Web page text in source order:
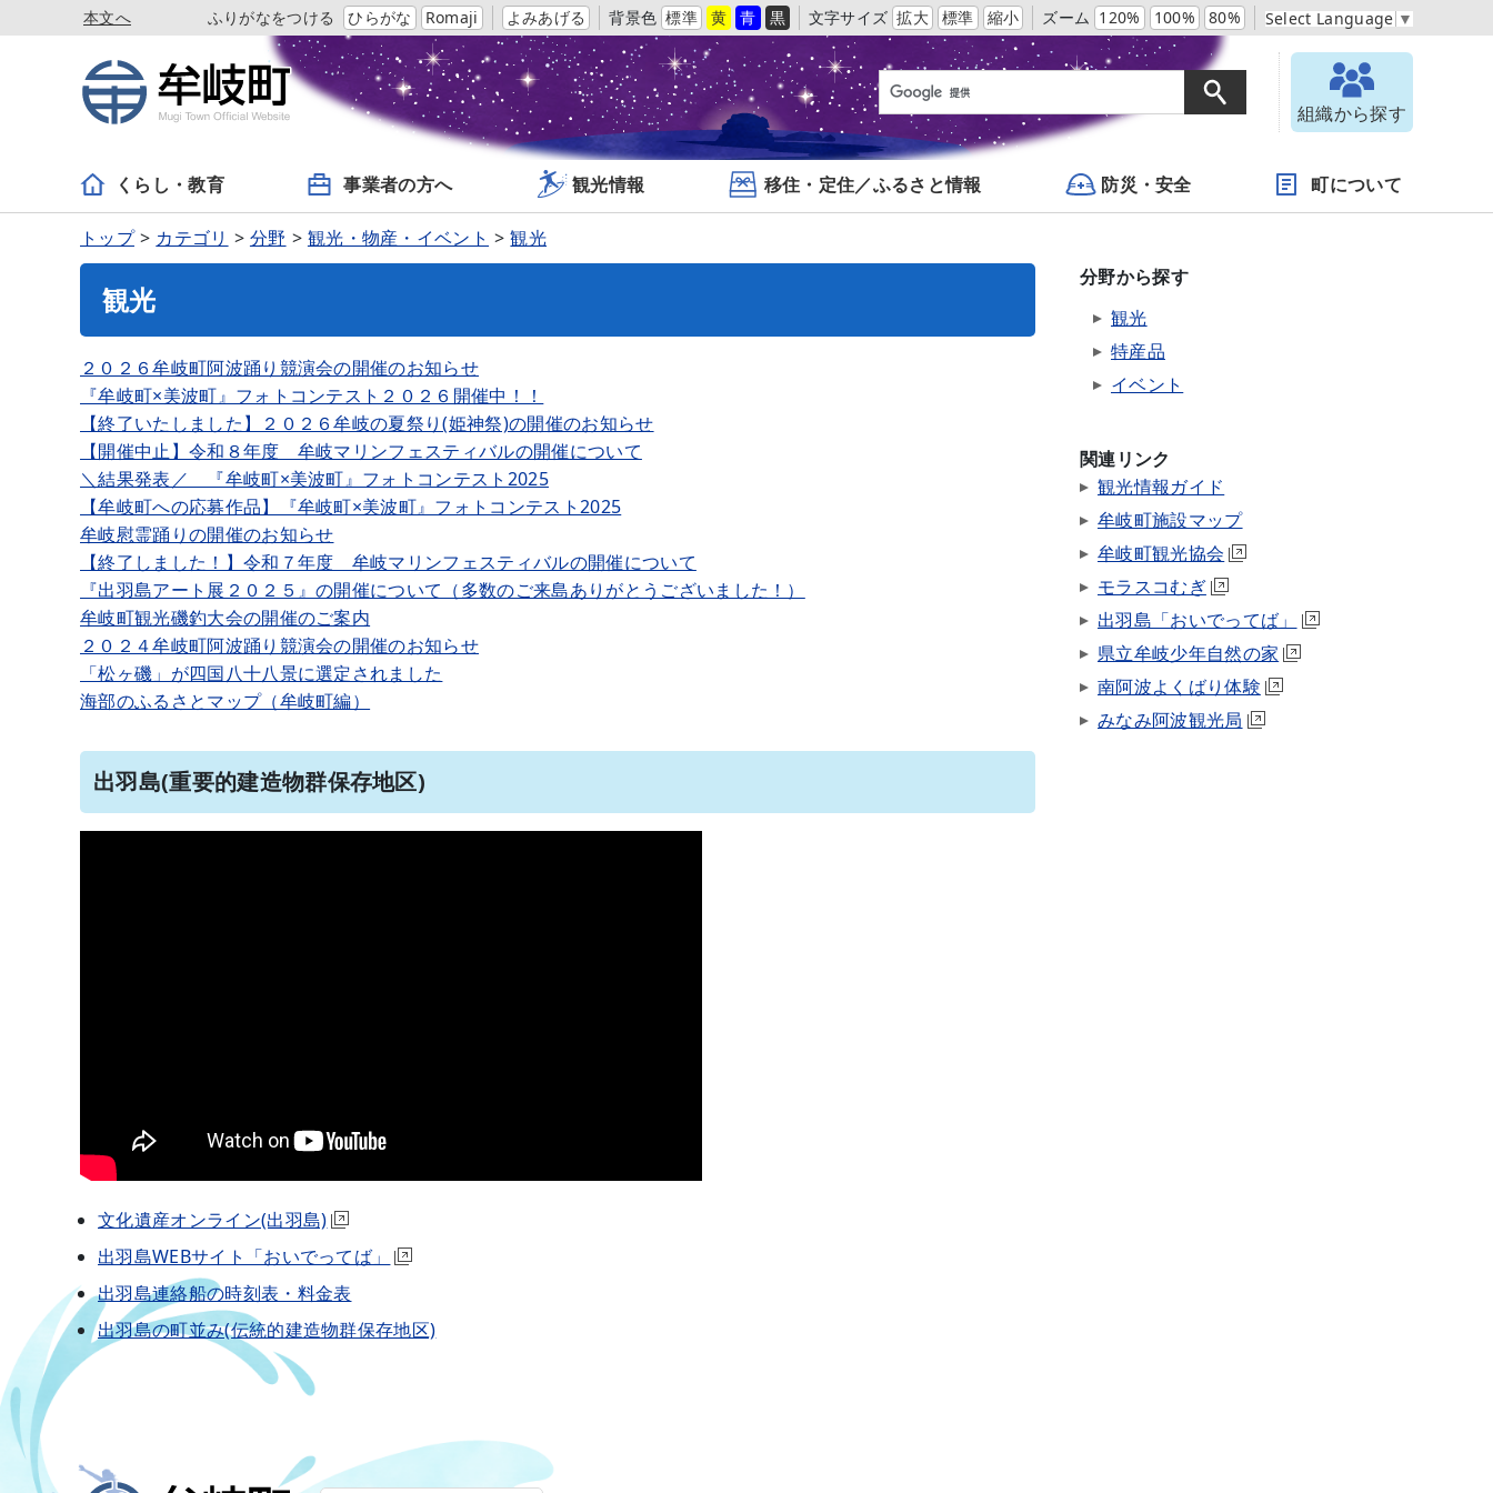
本文へ ふりがなをつける ひらがな Romaji よみあげる 背景色 標準 黄 青 黒 文字サイズ 拡大 標準 縮小 ズーム 120% 100% 80% Select Language ▼
組織から探す
くらし・教育 事業者の方へ 観光情報 移住・定住／ふるさと情報 防災・安全 町について
トップ カテゴリ 分野 観光・物産・イベント 観光
観光
２０２６牟岐町阿波踊り競演会の開催のお知らせ
『牟岐町×美波町』フォトコンテスト２０２６開催中！！
【終了いたしました】２０２６牟岐の夏祭り(姫神祭)の開催のお知らせ
【開催中止】令和８年度 牟岐マリンフェスティバルの開催について
＼結果発表／ 『牟岐町×美波町』フォトコンテスト2025
【牟岐町への応募作品】『牟岐町×美波町』フォトコンテスト2025
牟岐慰霊踊りの開催のお知らせ
【終了しました！】令和７年度 牟岐マリンフェスティバルの開催について
『出羽島アート展２０２５』の開催について（多数のご来島ありがとうございました！）
牟岐町観光磯釣大会の開催のご案内
２０２４牟岐町阿波踊り競演会の開催のお知らせ
「松ヶ磯」が四国八十八景に選定されました
海部のふるさとマップ（牟岐町編）
出羽島(重要的建造物群保存地区)
文化遺産オンライン(出羽島)
出羽島WEBサイト「おいでってば」
出羽島連絡船の時刻表・料金表
出羽島の町並み(伝統的建造物群保存地区)
分野から探す
観光
特産品
イベント
関連リンク
観光情報ガイド
牟岐町施設マップ
牟岐町観光協会
モラスコむぎ
出羽島「おいでってば」
県立牟岐少年自然の家
南阿波よくばり体験
みなみ阿波観光局